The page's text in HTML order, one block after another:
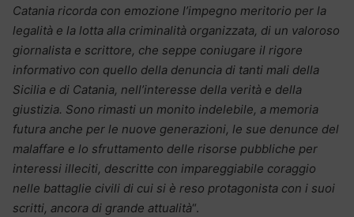
Catania ricorda con emozione l’impegno meritorio per la
legalità e la lotta alla criminalità organizzata, di un valoroso
giornalista e scrittore, che seppe coniugare il rigore
informativo con quello della denuncia di tanti mali della
Sicilia e di Catania, nell’interesse della verità e della
giustizia. Sono rimasti un monito indelebile, a memoria
futura anche per le nuove generazioni, le sue denunce del
malaffare e lo sfruttamento delle risorse pubbliche per
interessi illeciti, descritte con impareggiabile coraggio
nelle battaglie civili di cui si è reso protagonista con i suoi
scritti, ancora di grande attualità“.